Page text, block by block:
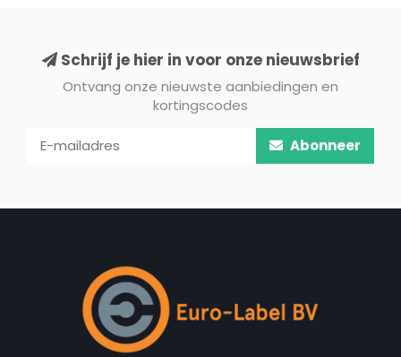
Schrijf je hier in voor onze nieuwsbrief
Ontvang onze nieuwste aanbiedingen en
kortingscodes
Abonneer